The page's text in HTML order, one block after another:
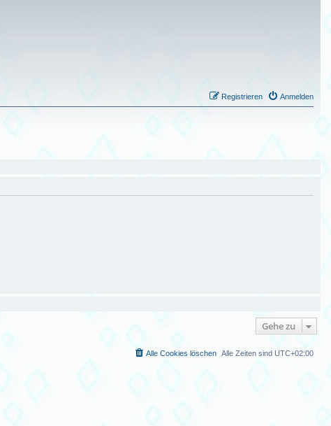
Anmelden
Registrieren
Gehe zu
Alle Zeiten sind UTC+02:00
Alle Cookies löschen